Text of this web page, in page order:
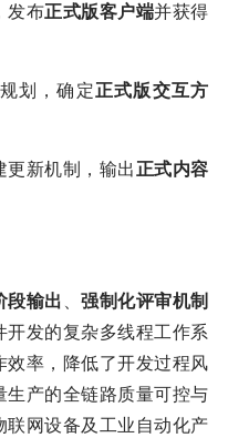
发布正式版客户端并获得
划，确定正式版交互方
更新机制，输出 正式内容
段输出
强制化评审机制
开发的复杂多线程工作系
率，降低了开发过程风
生产的全链路质量可控与
网设备及工业自动化产